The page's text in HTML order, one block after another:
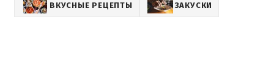
ВКУСНЫЕ РЕЦЕПТЫ ЗАКУСКИ